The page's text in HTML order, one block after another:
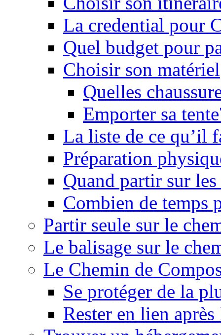
La credential pour
Quel budget pour
Choisir son matériel
Quelles
Emporter sa
La liste de ce qu’il
Préparation
Quand partir sur
Combien de
Partir seule sur le
Le balisage sur le
Le Chemin de
Se protéger de la
Rester en lien